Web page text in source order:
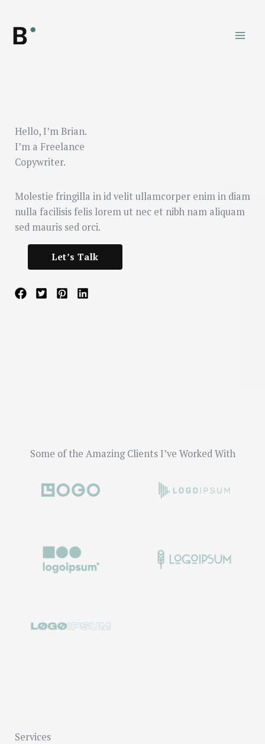
Hello, I’m Brian.
I’m a Freelance
Copywriter.
Molestie fringilla in id velit ullamcorper enim in diam
nulla facilisis felis lorem ut nec et nibh nam aliquam
sed mauris sed orci.
Let’s Talk
Some of the Amazing Clients I’ve Worked With
Services